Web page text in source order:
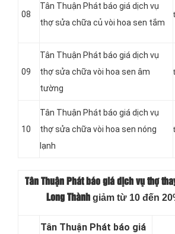
08
Tân Thuận Phát báo giá dịch vụ
thợ sửa chữa củ vòi hoa sen tắm
09
Tân Thuận Phát báo giá dịch vụ
thợ sửa chữa vòi hoa sen âm
tường
10
Tân Thuận Phát báo giá dịch vụ
thợ sửa chữa vòi hoa sen nóng
lạnh
Tân Thuận Phát báo giá dịch vụ thợ
Long Thành giảm từ 10 đến
Tân Thuận Phát báo giá